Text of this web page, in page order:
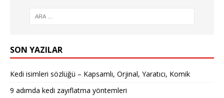
SON YAZILAR
Kedi isimleri sözlüğü – Kapsamlı, Orjinal, Yaratıcı, Komik
9 adımda kedi zayıflatma yöntemleri